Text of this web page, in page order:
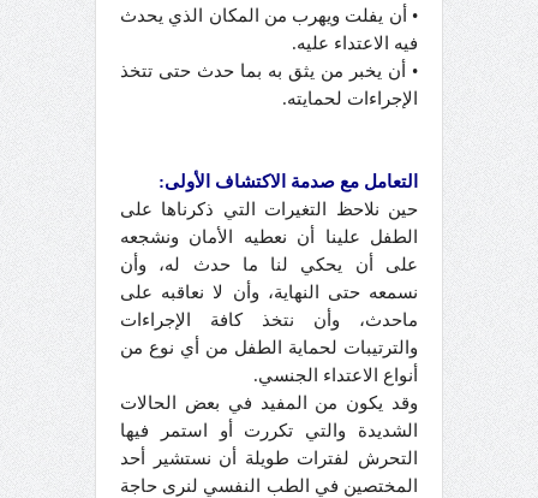
• أن يفلت ويهرب من المكان الذي يحدث
فيه الاعتداء عليه.
• أن يخبر من يثق به بما حدث حتى تتخذ
الإجراءات لحمايته.
التعامل مع صدمة الاكتشاف الأولى:
حين نلاحظ التغيرات التي ذكرناها على
الطفل علينا أن نعطيه الأمان ونشجعه
على أن يحكي لنا ما حدث له، وأن
نسمعه حتى النهاية، وأن لا نعاقبه على
ماحدث، وأن نتخذ كافة الإجراءات
والترتيبات لحماية الطفل من أي نوع من
أنواع الاعتداء الجنسي.
وقد يكون من المفيد في بعض الحالات
الشديدة والتي تكررت أو استمر فيها
التحرش لفترات طويلة أن نستشير أحد
المختصين في الطب النفسي لنرى حاجة